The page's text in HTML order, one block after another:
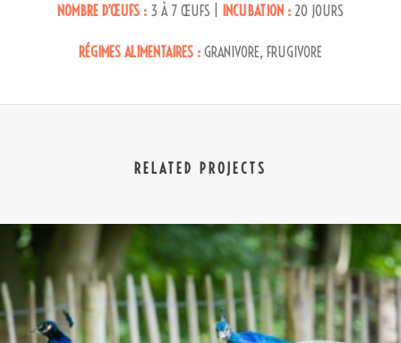
NOMBRE D’ŒUFS : 3 À 7 ŒUFS | INCUBATION : 20 JOURS
RÉGIMES ALIMENTAIRES : GRANIVORE, FRUGIVORE
RELATED PROJECTS